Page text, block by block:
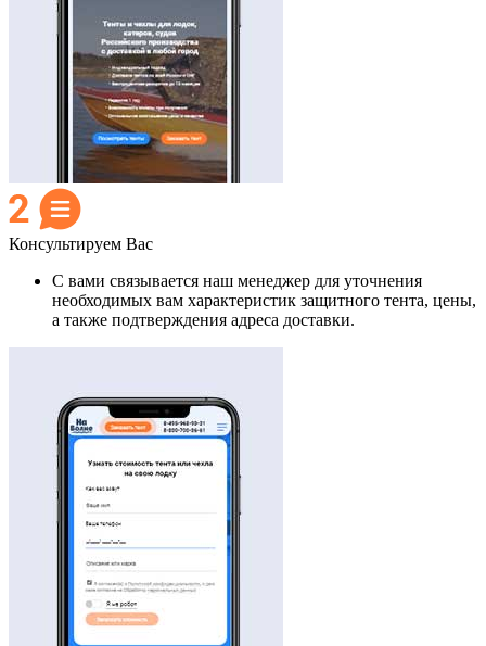
Консультируем Вас
С вами связывается наш менеджер для уточнения
необходимых вам характеристик защитного тента, цены,
а также подтверждения адреса доставки.